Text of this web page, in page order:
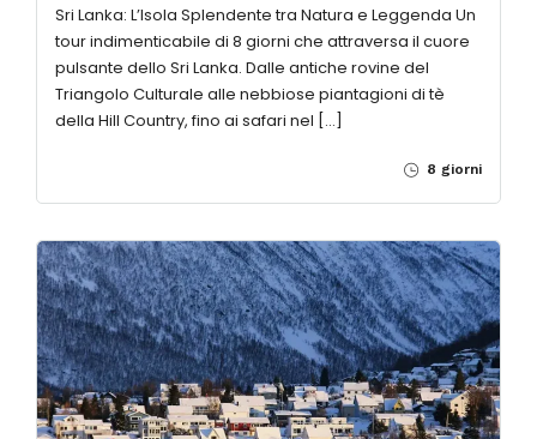
Sri Lanka: L’Isola Splendente tra Natura e Leggenda Un
tour indimenticabile di 8 giorni che attraversa il cuore
pulsante dello Sri Lanka. Dalle antiche rovine del
Triangolo Culturale alle nebbiose piantagioni di tè
della Hill Country, fino ai safari nel […]
8 giorni